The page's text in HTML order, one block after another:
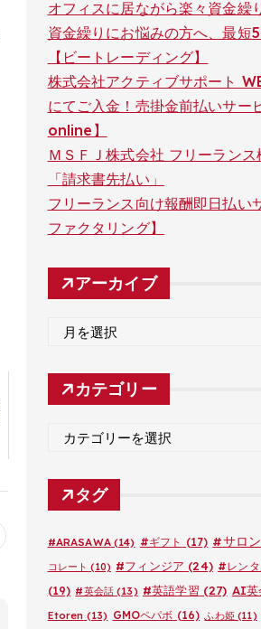
オフィスに居ながら楽々資金繰
資金繰りにお悩みの方へ、最短
【ビートレーディング】
株式会社アクティブサポート
にてご入金！売掛金前払いサー
online】
ＭＳＦＪ株式会社 フリーラン
「請求書先払い」
フリーランス向け報酬即日払い
ファクタリング】
アーカイブ
カ
イ
カテゴリー
ゴ
リ
タグ
#ARASAWA(14) #ギフト (17) #サロ
コレート (10) #フィンジア (24) #レンタ
(19) #英会話 (13) #英語学習 (27) AI英
Etoren (13) GMOペパボ (16) ふわ姫(11)